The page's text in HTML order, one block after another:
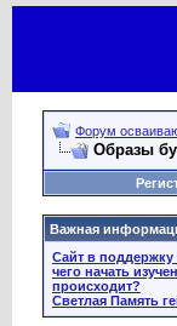
Форум
Образы
Важная
Сайт в
чего начать
происходит?
Светлая Память